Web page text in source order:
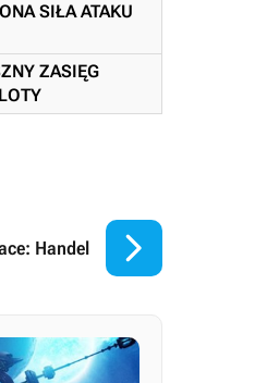
SIŁA ATAKU
ZASIĘG
Handel 